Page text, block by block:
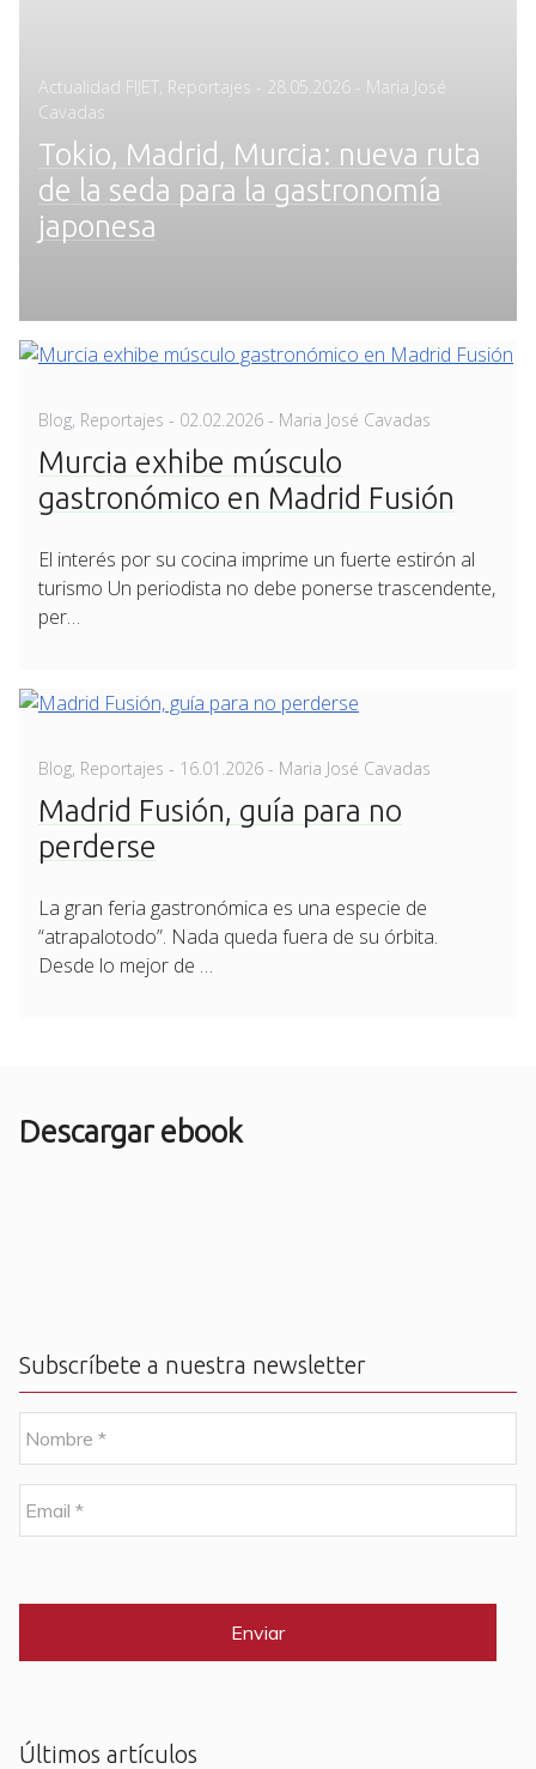
Actualidad FIJET Reportajes - Posted
28.05.2026 - Maria José
Cavadas
Tokio, Madrid, Murcia: nueva ruta
de la seda para la gastronomía
japonesa
Blog, Reportajes - Posted
on
02.02.2026 - Maria José Cavadas
Murcia exhibe músculo
gastronómico en Madrid Fusión
El interés por su cocina imprime un fuerte estirón al
turismo Un periodista no debe ponerse trascendente,
per…
Blog, Reportajes - Posted
16.01.2026 - Maria José Cavadas
Madrid Fusión, guía para no
perderse
La gran feria gastronómica es una especie de
“atrapalotodo”. Nada queda fuera de su órbita.
Desde lo mejor de …
Descargar ebook
Subscríbete a nuestra newsletter
o
m
e
m
a
C
Últimos artículos